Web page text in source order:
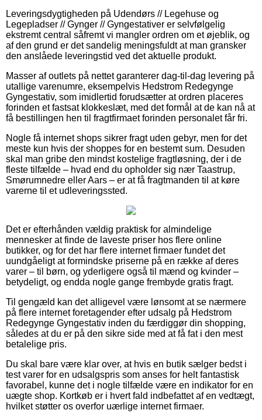
Leveringsdygtigheden på Udendørs // Legehuse og
Legepladser // Gynger // Gyngestativer er selvfølgelig
ekstremt central såfremt vi mangler ordren om et øjeblik, og
af den grund er det sandelig meningsfuldt at man gransker
den anslåede leveringstid ved det aktuelle produkt.
Masser af outlets på nettet garanterer dag-til-dag levering på
utallige varenumre, eksempelvis Hedstrom Redegynge
Gyngestativ, som imidlertid forudsætter at ordren placeres
forinden et fastsat klokkeslæt, med det formål at de kan nå at
få bestillingen hen til fragtfirmaet forinden personalet får fri.
Nogle få internet shops sikrer fragt uden gebyr, men for det
meste kun hvis der shoppes for en bestemt sum. Desuden
skal man gribe den mindst kostelige fragtløsning, der i de
fleste tilfælde – hvad end du opholder sig nær Taastrup,
Smørumnedre eller Aars – er at få fragtmanden til at køre
varerne til et udleveringssted.
Det er efterhånden vældig praktisk for almindelige
mennesker at finde de laveste priser hos flere online
butikker, og for det har flere internet firmaer fundet det
uundgåeligt at formindske priserne på en række af deres
varer – til børn, og yderligere også til mænd og kvinder –
betydeligt, og endda nogle gange frembyde gratis fragt.
Til gengæld kan det alligevel være lønsomt at se nærmere
på flere internet foretagender efter udsalg på Hedstrom
Redegynge Gyngestativ inden du færdiggør din shopping,
således at du er på den sikre side med at få fat i den mest
betalelige pris.
Du skal bare være klar over, at hvis en butik sælger bedst i
test varer for en udsalgspris som anses for helt fantastisk
favorabel, kunne det i nogle tilfælde være en indikator for en
uægte shop. Kortkøb er i hvert fald indbefattet af en vedtægt,
hvilket støtter os overfor uærlige internet firmaer.